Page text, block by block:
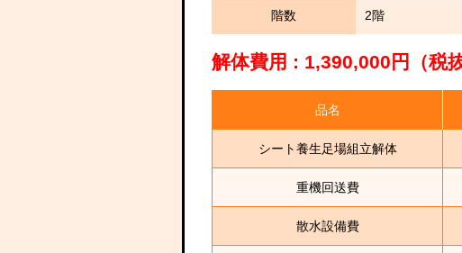
階数 2階
解体費用 : 1,390,000円（税抜
品名
シート養生足場組立解体
重機回送費
散水設備費